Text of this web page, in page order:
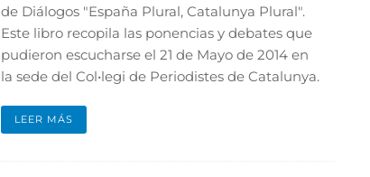
de Diálogos "España Plural, Catalunya Plural".
Este libro recopila las ponencias y debates que
pudieron escucharse el 21 de Mayo de 2014 en
la sede del Col•legi de Periodistes de Catalunya.
LEER MÁS